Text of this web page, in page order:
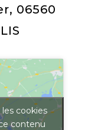
06560
cookies
contenu